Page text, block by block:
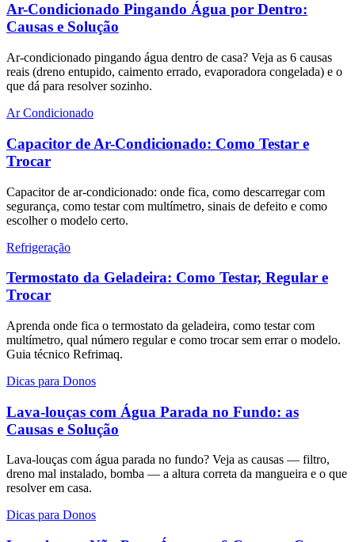
Ar-Condicionado Pingando Água por Dentro:
Causas e Solução
Ar-condicionado pingando água dentro de casa? Veja as 6 causas
reais (dreno entupido, caimento errado, evaporadora congelada) e o
que dá para resolver sozinho.
Ar Condicionado
Capacitor de Ar-Condicionado: Como Testar e
Trocar
Capacitor de ar-condicionado: onde fica, como descarregar com
segurança, como testar com multímetro, sinais de defeito e como
escolher o modelo certo.
Refrigeração
Termostato da Geladeira: Como Testar, Regular e
Trocar
Aprenda onde fica o termostato da geladeira, como testar com
multímetro, qual número regular e como trocar sem errar o modelo.
Guia técnico Refrimaq.
Dicas para Donos
Lava-louças com Água Parada no Fundo: as
Causas e Solução
Lava-louças com água parada no fundo? Veja as causas — filtro,
dreno mal instalado, bomba — a altura correta da mangueira e o que
resolver em casa.
Dicas para Donos